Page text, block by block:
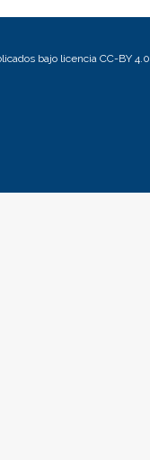
bajo licencia CC-BY 4.0